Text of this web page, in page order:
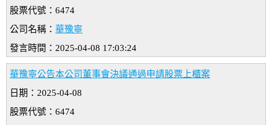
股票代號：6474
公司名稱： 華豫寧
發言時間：2025-04-08 17:03:24
華豫寧公告本公司董事會決議通過申請股票上櫃案
日期：2025-04-08
股票代號：6474